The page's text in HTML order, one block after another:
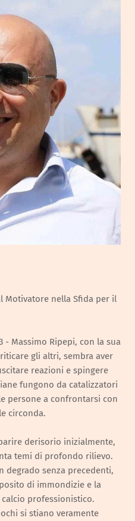
Motivatore nella Sfida per il
- Massimo Ripepi, con la sua
gli altri, sembra aver
reazioni e spingere
fungono da catalizzatori
persone a confrontarsi con
circonda.
derisorio inizialmente,
temi di profondo rilievo.
degrado senza precedenti,
di immondizie e la
calcio professionistico.
si stiano veramente